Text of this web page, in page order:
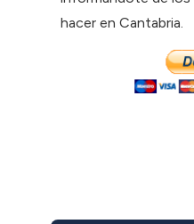
hacer en Cantabria.